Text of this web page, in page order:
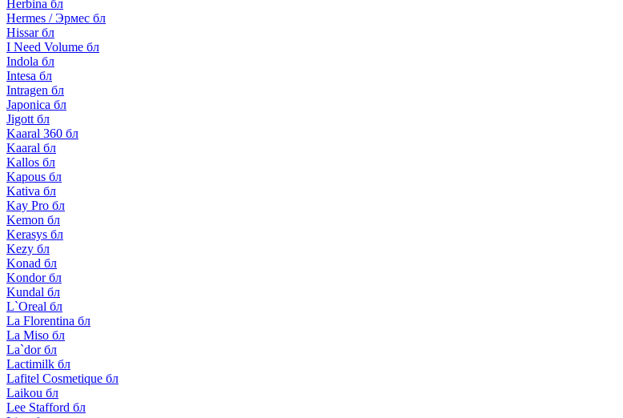
Herbina бл
Hermes / Эрмес бл
Hissar бл
I Need Volume бл
Indola бл
Intesa бл
Intragen бл
Japonica бл
Jigott бл
Kaaral 360 бл
Kaaral бл
Kallos бл
Kapous бл
Kativa бл
Kay Pro бл
Kemon бл
Kerasys бл
Kezy бл
Konad бл
Kondor бл
Kundal бл
L`Oreal бл
La Florentina бл
La Miso бл
La`dor бл
Lactimilk бл
Lafitel Cosmetique бл
Laikou бл
Lee Stafford бл